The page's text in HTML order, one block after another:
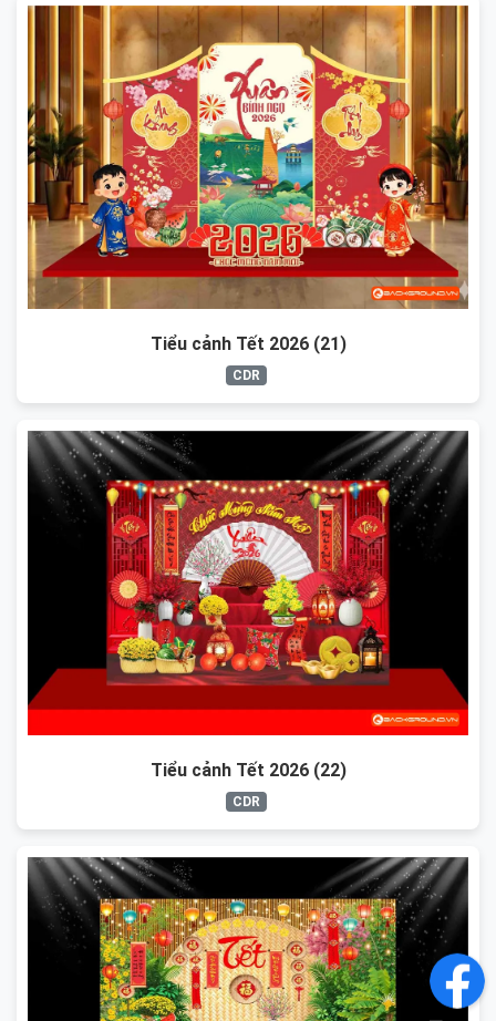
Tiểu cảnh Tết 2026 (21)
CDR
Tiểu cảnh Tết 2026 (22)
CDR